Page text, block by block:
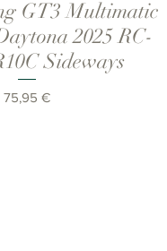
rápida
GT3 Multimatic
2025 RC-
Sideways
Precio
75,95 €